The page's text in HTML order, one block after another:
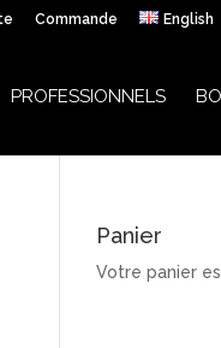
Commande English
PROFESSIONNELS
Panier
Votre panier